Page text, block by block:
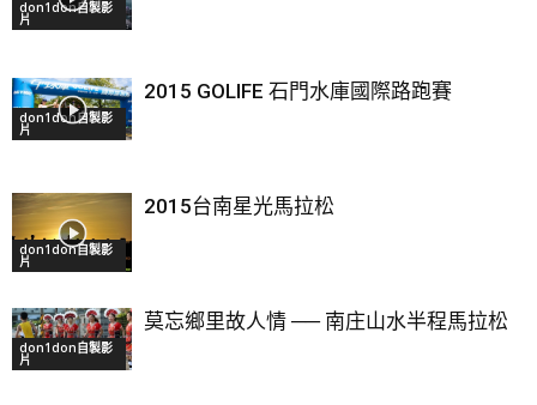
don1don自製影
片
don1don自製影
片
2015 GOLIFE 石門水庫國際路跑賽
don1don自製影
片
2015台南星光馬拉松
don1don自製影
片
莫忘鄉里故人情 ── 南庄山水半程馬拉松